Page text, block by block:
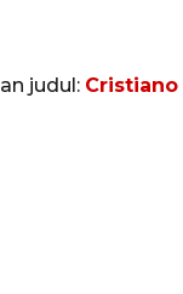
judul: